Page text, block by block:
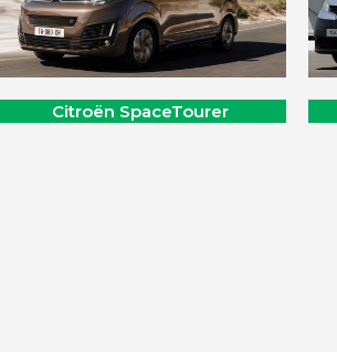
Citroën SpaceTourer